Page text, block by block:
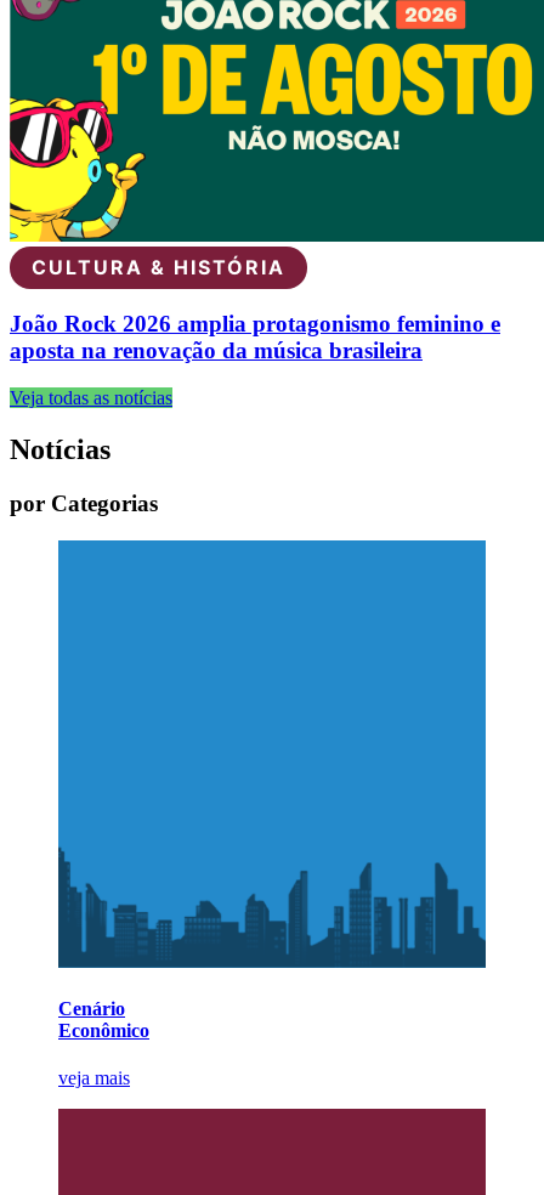
CULTURA & HISTÓRIA
João Rock 2026 amplia protagonismo feminino e
aposta na renovação da música brasileira
Veja todas as notícias
Notícias
por Categorias
Cenário
Econômico
veja mais